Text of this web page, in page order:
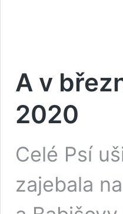
A v
2020
Celé Psí
zajebala